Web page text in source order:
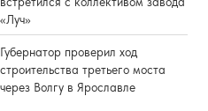
«Луч»
Губернатор проверил ход
строительства третьего моста
через Волгу в Ярославле